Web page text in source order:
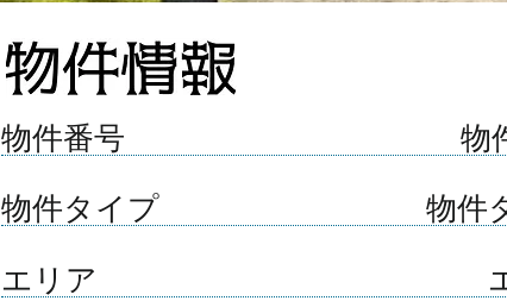
​物件番号
物
​物件タイプ​
物件
エリア